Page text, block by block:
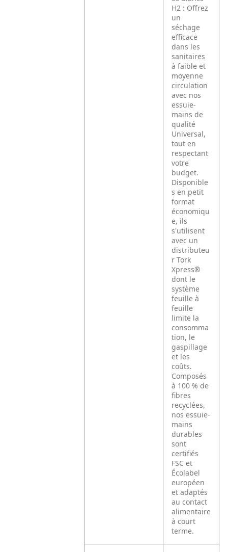
H2 : Offrez
un
séchage
efficace
dans les
sanitaires
à faible et
moyenne
circulation
avec nos
essuie-
mains de
qualité
Universal,
tout en
respectant
votre
budget.
Disponible
s en petit
format
économiqu
e, ils
s'utilisent
avec un
distributeu
r Tork
Xpress®
dont le
système
feuille à
feuille
limite la
consomma
tion, le
gaspillage
et les
coûts.
Composés
à 100 % de
fibres
recyclées,
nos essuie-
mains
durables
sont
certifiés
FSC et
Écolabel
européen
et adaptés
au contact
alimentaire
à court
terme.